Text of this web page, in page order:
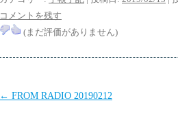
コメントを残す
(まだ評価がありません)
投
← FROM RADIO 20190212